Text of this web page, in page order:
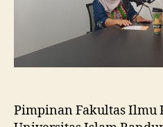
Pimpinan Fakultas Ilmu